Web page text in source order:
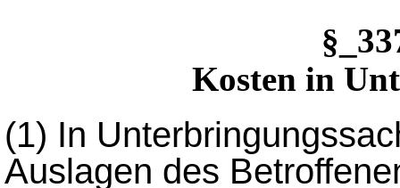
Kosten in
(1) In
Auslagen des